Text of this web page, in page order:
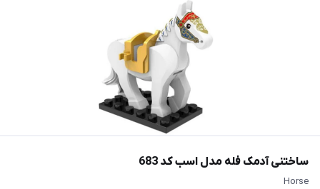
ساختنی آدمک فله مدل اسب کد 683
Horse